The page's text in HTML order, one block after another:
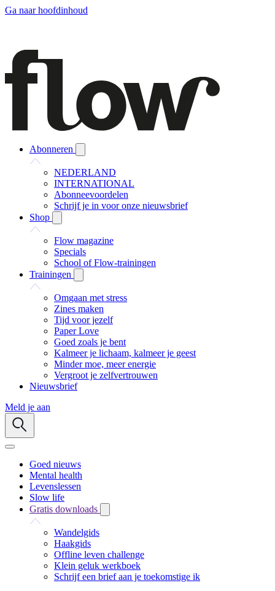
Ga naar hoofdinhoud
Abonneren
NEDERLAND
INTERNATIONAL
Abonneevoordelen
Schrijf je in voor onze nieuwsbrief
Shop
Flow magazine
Specials
School of Flow-trainingen
Trainingen
Omgaan met stress
Zines maken
Tijd voor jezelf
Paper Love
Goed zoals je bent
Kalmeer je lichaam, kalmeer je geest
Minder moe, meer energie
Vergroot je zelfvertrouwen
Nieuwsbrief
Meld je aan
Goed nieuws
Mental health
Levenslessen
Slow life
Gratis downloads
Wandelgids
Haakgids
Offline leven challenge
Klein geluk werkboek
Schrijf een brief aan je toekomstige ik